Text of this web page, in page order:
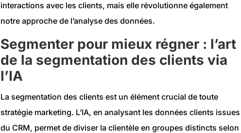
interactions avec les clients, mais elle révolutionne également
notre approche de l’analyse des données.
Segmenter pour mieux régner : l’art
de la segmentation des clients via
l’IA
La segmentation des clients est un élément crucial de toute
stratégie marketing. L’IA, en analysant les données clients issues
du CRM, permet de diviser la clientèle en groupes distincts selon